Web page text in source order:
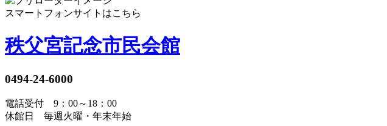
スマートフォンサイトはこちら
秩父宮記念市民会館
0494-24-6000
電話受付 9：00～18：00
休館日 毎週火曜・年末年始